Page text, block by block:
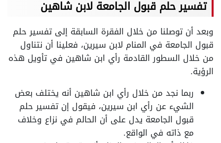
تفسير حلم قبول الجامعة لابن شاهين
وبعد أن توصلنا من خلال الفقرة السابقة إلى تفسير حلم
قبول الجامعة في المنام لابن سيرين، فعلينا أن نتناول
من خلال السطور القادمة رأي ابن شاهين في تأويل هذه
الرؤية.
ربما نجد من خلال رأي ابن شاهين أنه يختلف بعض
الشيء عن رأي ابن سيرين، فيقول إن تفسير حلم
قبول الجامعة يدل على أن الحالم في نزاع وخلاف
مع ذاته في الواقع.